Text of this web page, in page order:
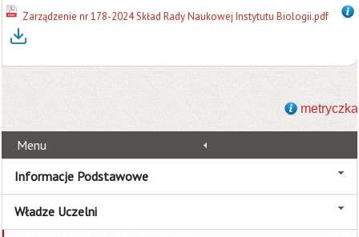
Zarządzenie nr 178-2024 Skład Rady Naukowej Instytutu Biologii.pdf
metryczka
Menu
Informacje Podstawowe
Władze Uczelni